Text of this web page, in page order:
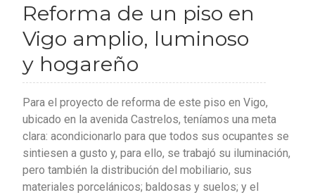
Reforma de un piso en
Vigo amplio, luminoso
y hogareño
Para el proyecto de reforma de este piso en Vigo,
ubicado en la avenida Castrelos, teníamos una meta
clara: acondicionarlo para que todos sus ocupantes se
sintiesen a gusto y, para ello, se trabajó su iluminación,
pero también la distribución del mobiliario, sus
materiales porcelánicos; baldosas y suelos; y el